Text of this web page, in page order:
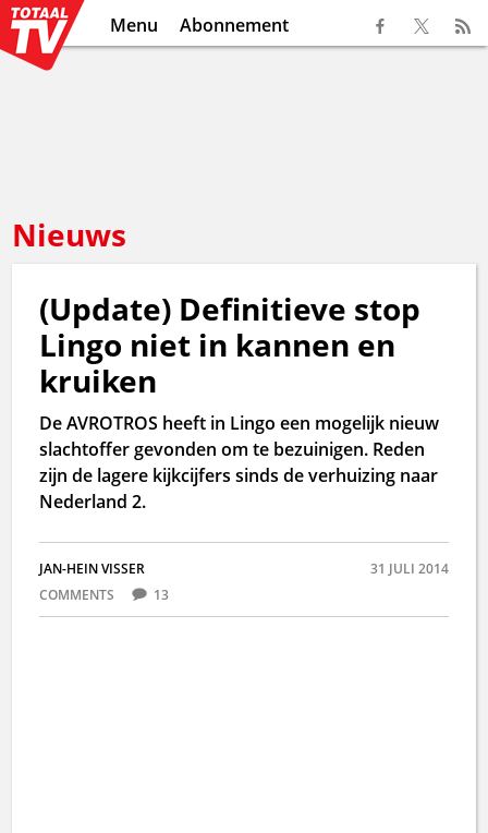
Menu Abonnement
Nieuws
(Update) Definitieve stop
Lingo niet in kannen en
kruiken
De AVROTROS heeft in Lingo een mogelijk nieuw
slachtoffer gevonden om te bezuinigen. Reden
zijn de lagere kijkcijfers sinds de verhuizing naar
Nederland 2.
JAN-HEIN VISSER
31 JULI 2014
COMMENTS
13